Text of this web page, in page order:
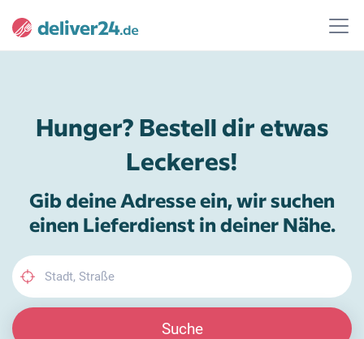
Hunger? Bestell dir etwas
Leckeres!
Gib deine Adresse ein, wir suchen
einen Lieferdienst in deiner Nähe.
Suche